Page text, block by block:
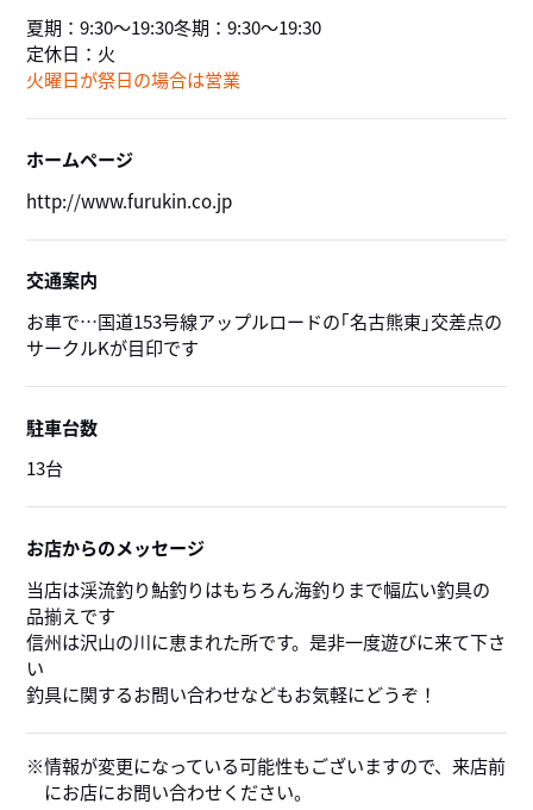
夏期： 9:30～19:30冬期： 9:30～19:30
定休日： 火
火曜日が祭日の場合は営業
ホームページ
http://www.furukin.co.jp
交通案内
お車で…国道153号線アップルロードの｢名古熊東｣交差点の
サークルKが目印です
駐車台数
13台
お店からのメッセージ
当店は渓流釣り鮎釣りはもちろん海釣りまで幅広い釣具の
品揃えです
信州は沢山の川に恵まれた所です。是非一度遊びに来て下さ
い
釣具に関するお問い合わせなどもお気軽にどうぞ！